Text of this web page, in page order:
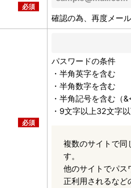
確認の為、再度メー
パスワードの条件
・半角英字を含む
・半角数字を含む
・半角記号を含む（
・9文字以上32文字
複数のサイトで同
す。
他のサイトでパス
正利用されるなど